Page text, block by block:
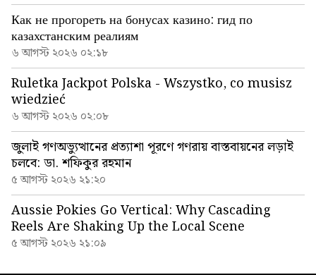
Как не прогореть на бонусах казино: гид по
казахстанским реалиям
৬ আগস্ট ২০২৬ ০২:১৮
Ruletka Jackpot Polska - Wszystko, co musisz
wiedzieć
৬ আগস্ট ২০২৬ ০২:০৮
জুলাই গণঅভ্যুত্থানের প্রত্যাশা পূরণে গণরায় বাস্তবায়নের লড়াই
চলবে: ডা. শফিকুর রহমান
৫ আগস্ট ২০২৬ ২১:২০
Aussie Pokies Go Vertical: Why Cascading
Reels Are Shaking Up the Local Scene
৫ আগস্ট ২০২৬ ২১:০৯